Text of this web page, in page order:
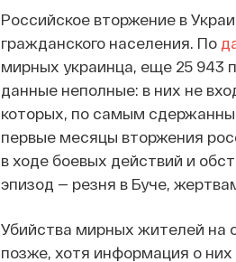
Российское вторжение в
гражданского населения. По
мирных украинца, еще 25 943
данные неполные: в них не
которых, по самым
первые месяцы вторжения
в ходе боевых действий и
эпизод — резня в Буче,
Убийства мирных жителей на
позже, хотя информация о них